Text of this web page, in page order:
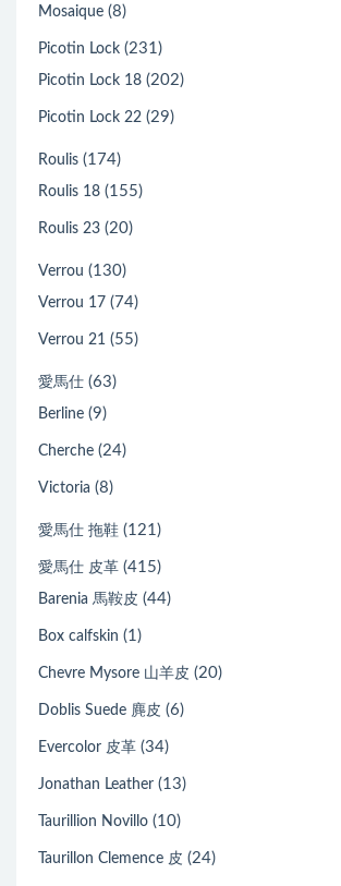
Mosaique (8)
Picotin Lock (231)
Picotin Lock 18 (202)
Picotin Lock 22 (29)
Roulis (174)
Roulis 18 (155)
Roulis 23 (20)
Verrou (130)
Verrou 17 (74)
Verrou 21 (55)
愛馬仕 (63)
Berline (9)
Cherche (24)
Victoria (8)
愛馬仕 拖鞋 (121)
愛馬仕 皮革 (415)
Barenia 馬鞍皮 (44)
Box calfskin (1)
Chevre Mysore 山羊皮 (20)
Doblis Suede 麂皮 (6)
Evercolor 皮革 (34)
Jonathan Leather (13)
Taurillion Novillo (10)
Taurillon Clemence 皮 (24)